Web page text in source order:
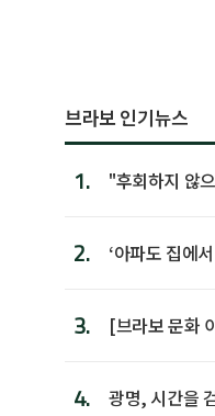
브라보 인기뉴스
1.
"후회하지 않
2.
‘아파도 집에
3.
[브라보 문화
4. 광명, 시간을